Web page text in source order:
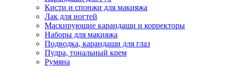
Кисти и спонжи для макияжа
Лак для ногтей
Маскирующие карандаши и корректоры
Наборы для макияжа
Подводка, карандаши для глаз
Пудра, тональный крем
Румяна